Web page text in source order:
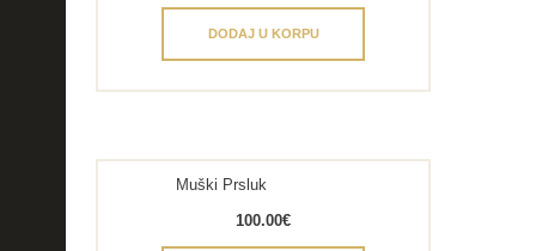
DODAJ U KORPU
Muški Prsluk
100.00€